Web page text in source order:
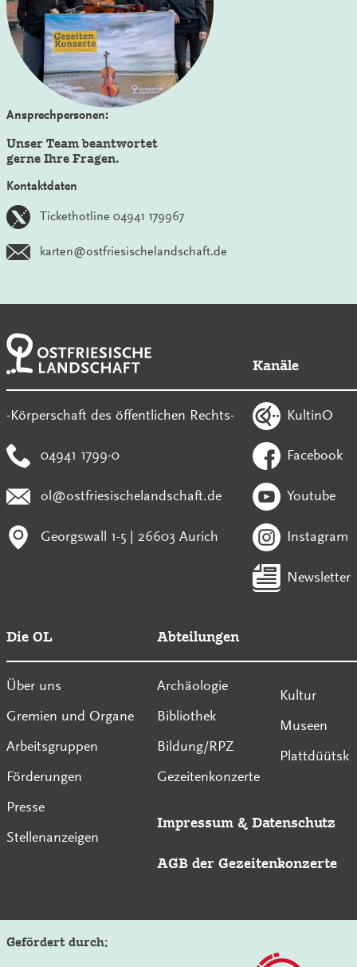
Ansprechpersonen:
Unser Team beantwortet
gerne Ihre Fragen.
Kontaktdaten
Tickethotline 04941 179967
karten@ostfriesischelandschaft.de
-Körperschaft des öffentlichen Rechts-
04941 1799-0
ol@ostfriesischelandschaft.de
Georgswall 1-5 | 26603 Aurich
Kanäle
KultinO
Facebook
Youtube
Instagram
Newsletter
Die OL
Über uns
Gremien und Organe
Arbeitsgruppen
Förderungen
Presse
Stellenanzeigen
Abteilungen
Archäologie
Bibliothek
Bildung/RPZ
Gezeitenkonzerte
Kultur
Museen
Plattdüütsk
Impressum & Datenschutz
AGB der Gezeitenkonzerte
Gefördert durch: